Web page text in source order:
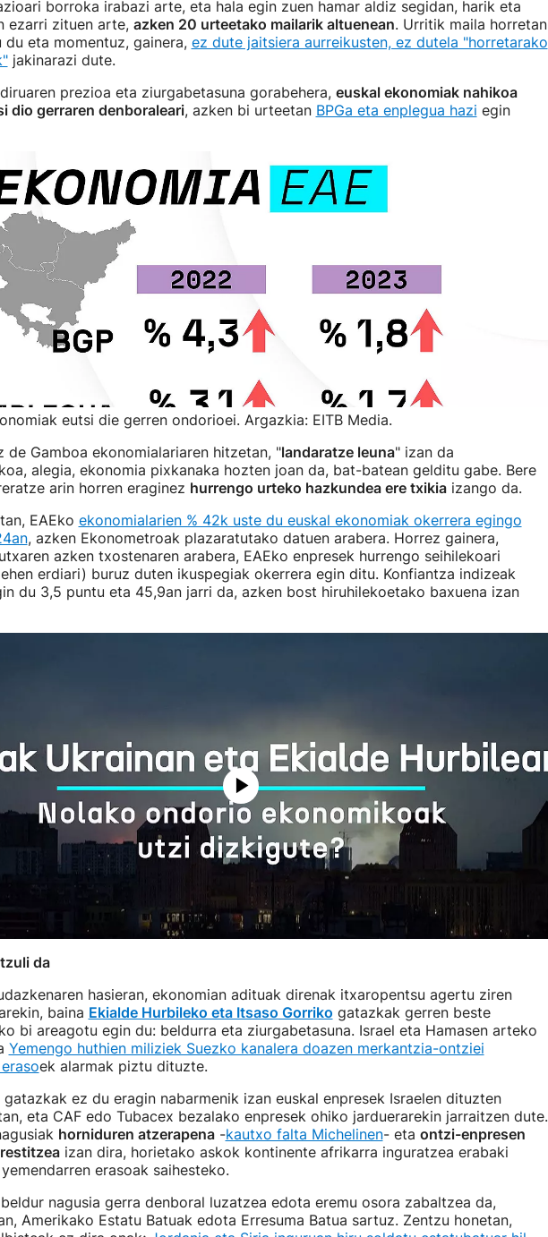
borroka irabazi arte, eta hala egin zuen hamar aldiz segidan, harik eta
ezarri zituen arte, azken 20 urteetako mailarik altuenean. Urritik maila horretan
du eta momentuz, gainera, ez dute jaitsiera aurreikusten, ez dutela "horretarako
jakinarazi dute.
prezioa eta ziurgabetasuna gorabehera, euskal ekonomiak nahikoa
dio gerraren denboraleari, azken bi urteetan BPGa eta enplegua hazi egin
eutsi die gerren ondorioei. Argazkia: EITB Media.
de Gamboa ekonomialariaren hitzetan, "landaratze leuna" izan da
alegia, ekonomia pixkanaka hozten joan da, bat-batean gelditu gabe. Bere
arin horren eraginez hurrengo urteko hazkundea ere txikiaizango da.
EAEko ekonomialarien % 42k uste du euskal ekonomiak okerrera egingo
, azken Ekonometroak plazaratutako datuen arabera. Horrez gainera,
azken txostenaren arabera, EAEko enpresek hurrengo seihilekoari
erdiari) buruz duten ikuspegiak okerrera egin ditu. Konfiantza indizeak
du 3,5 puntu eta 45,9an jarri da, azken bost hiruhilekoetako baxuena izan
da
hasieran, ekonomian adituak direnak itxaropentsu agertu ziren
baina Ekialde Hurbileko eta Itsaso Gorriko gatazkak gerren beste
bi areagotu egin du: beldurra eta ziurgabetasuna. Israel eta Hamasen arteko
Yemengo huthien miliziek Suezko kanalera doazen merkantzia-ontziei
ek alarmak piztu dituzte.
gatazkak ez du eragin nabarmenik izan euskal enpresek Israelen dituzten
eta CAF edo Tubacex bezalako enpresek ohiko jarduerarekin jarraitzen dute.
horniduren atzerapena-kautxo falta Michelinen- eta ontzi-enpresen
izan dira, horietako askok kontinente afrikarra inguratzea erabaki
erasoak saihesteko.
nagusia gerra denboral luzatzea edota eremu osora zabaltzea da,
Amerikako Estatu Batuak edota Erresuma Batua sartuz. Zentzu honetan,